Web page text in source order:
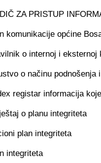
ZA PRISTUP
komunikacije općine
o internoj i
o načinu podnošenja
registar informacija
o planu integriteta
plan integriteta
integriteta